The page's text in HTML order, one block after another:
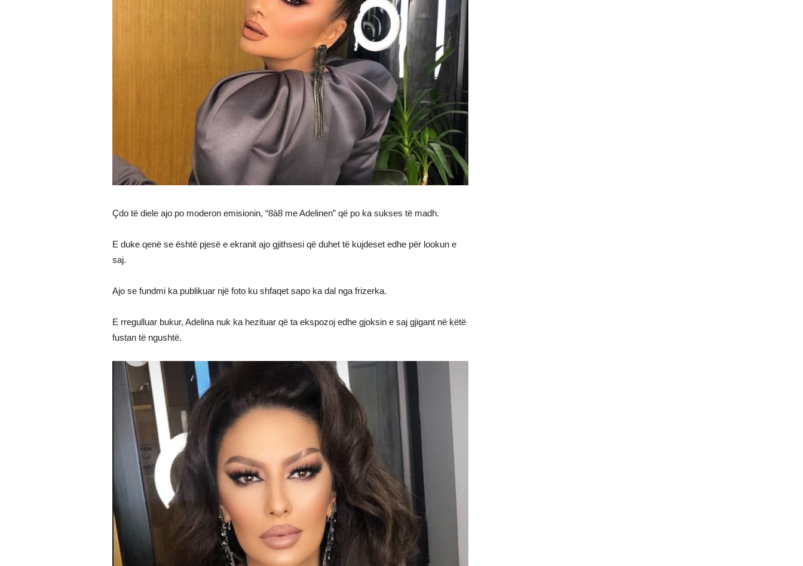
Çdo të diele ajo po moderon emisionin, “8à8 me Adelinen” që po ka sukses të madh.
E duke qenë se është pjesë e ekranit ajo gjithsesi që duhet të kujdeset edhe për lookun e
saj.
Ajo se fundmi ka publikuar një foto ku shfaqet sapo ka dal nga frizerka.
E rregulluar bukur, Adelina nuk ka hezituar që ta ekspozoj edhe gjoksin e saj gjigant në këtë
fustan të ngushtë.